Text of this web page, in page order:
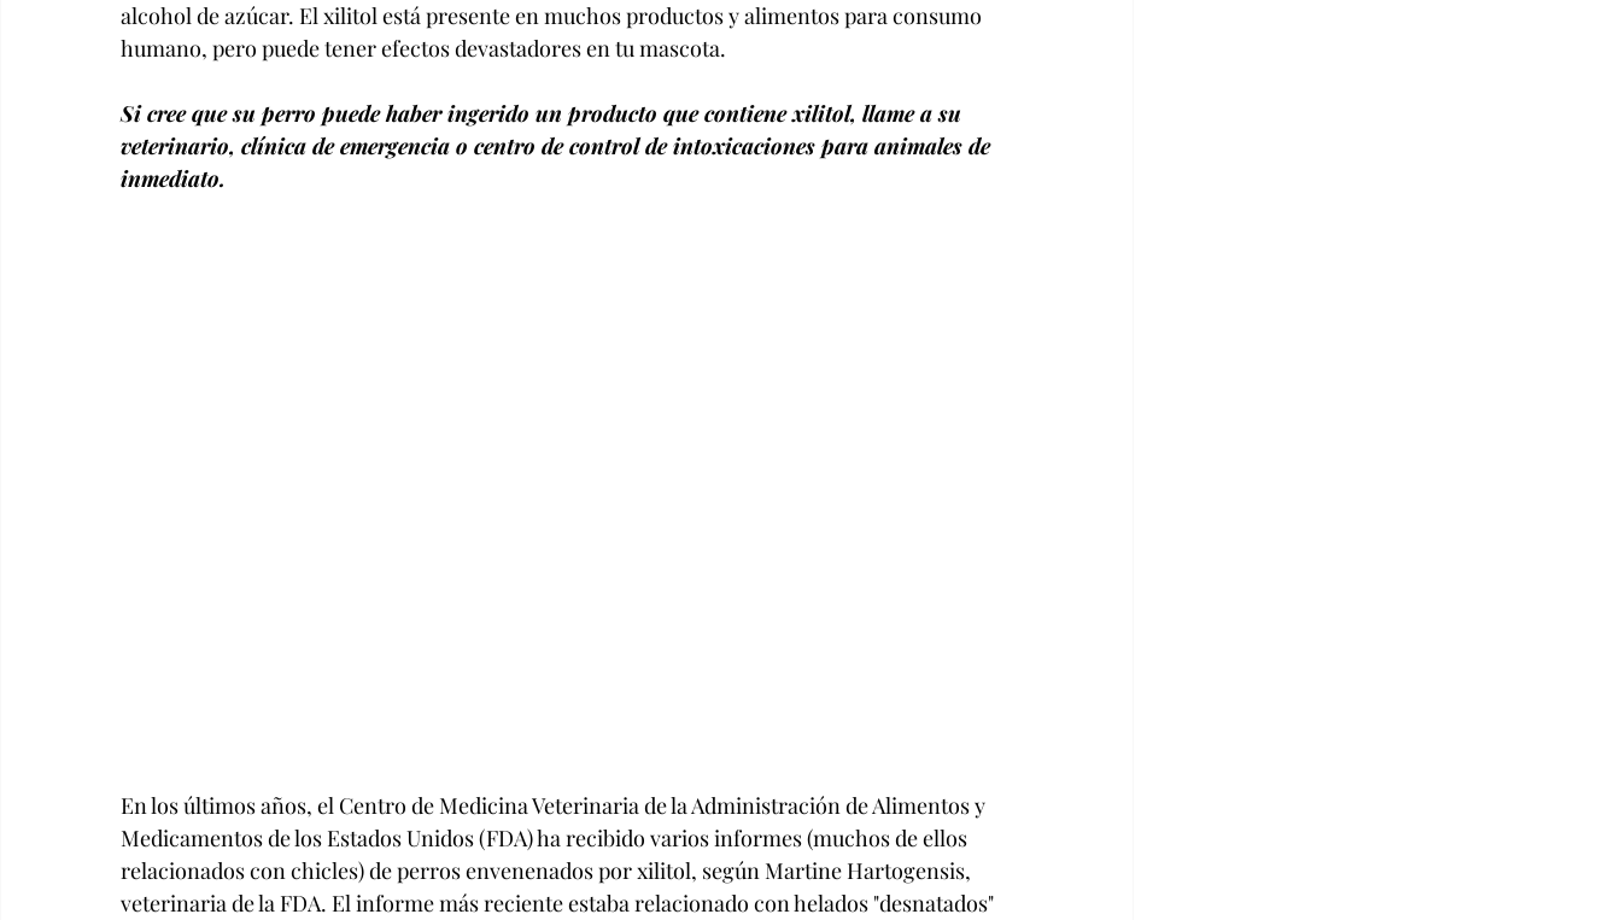
alcohol de azúcar. El xilitol está presente en muchos productos y alimentos para consumo
humano, pero puede tener efectos devastadores en tu mascota.
Si cree que su perro puede haber ingerido un producto que contiene xilitol, llame a su
veterinario, clínica de emergencia o centro de control de intoxicaciones para animales de
inmediato.
En los últimos años, el Centro de Medicina Veterinaria de la Administración de Alimentos y
Medicamentos de los Estados Unidos (FDA) ha recibido varios informes (muchos de ellos
relacionados con chicles) de perros envenenados por xilitol, según Martine Hartogensis,
veterinaria de la FDA. El informe más reciente estaba relacionado con helados "desnatados"